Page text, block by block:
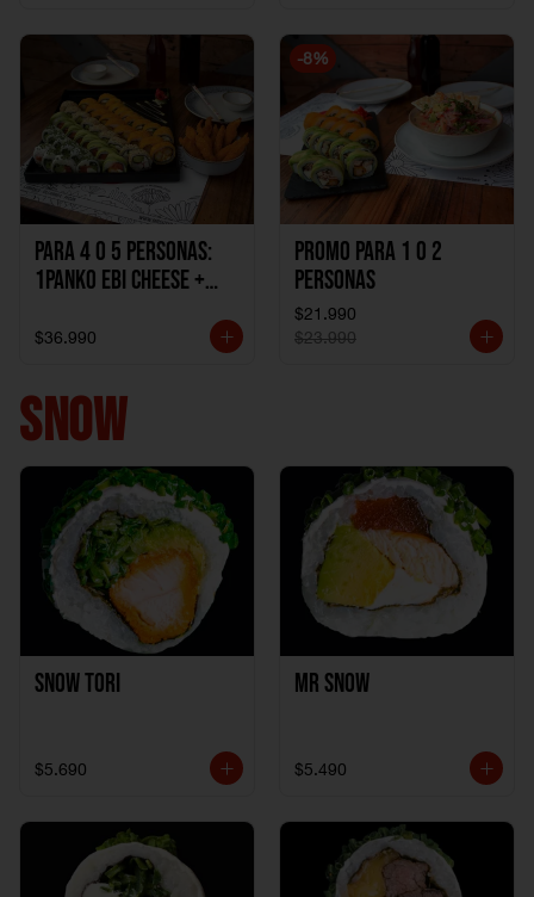
1Katzu de Camaron
Para 4 o 5 personas:
1Panko Ebi Cheese +
Sake + 1Avocado Beto
1Katzu de Pollo
$36.990
-8%
Promo Para 1 o 2
personas
$21.990
$23.990
SNOW
Snow Tori
$5.690
Mr Snow
$5.490